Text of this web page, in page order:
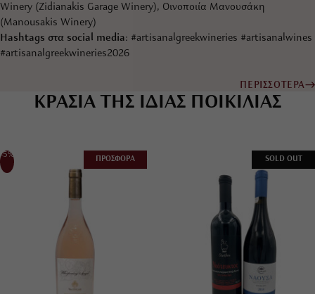
Winery (Zidianakis Garage Winery), Οινοποιία Μανουσάκη
(Manousakis Winery)
Hashtags στα social media: #artisanalgreekwineries #artisanalwines
#artisanalgreekwineries2026
ΠΕΡΙΣΣΟΤΕΡΑ
ΚΡΑΣΙΑ ΤΗΣ ΙΔΙΑΣ ΠΟΙΚΙΛΙΑΣ
-5%
ΠΡΟΣΦΟΡΑ SOLD OUT